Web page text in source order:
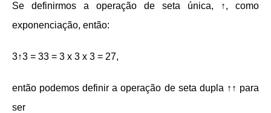
Se definirmos a operação de seta única, ↑, como
exponenciação, então:
3↑3 = 33 = 3 x 3 x 3 = 27,
então podemos definir a operação de seta dupla ↑↑ para
ser